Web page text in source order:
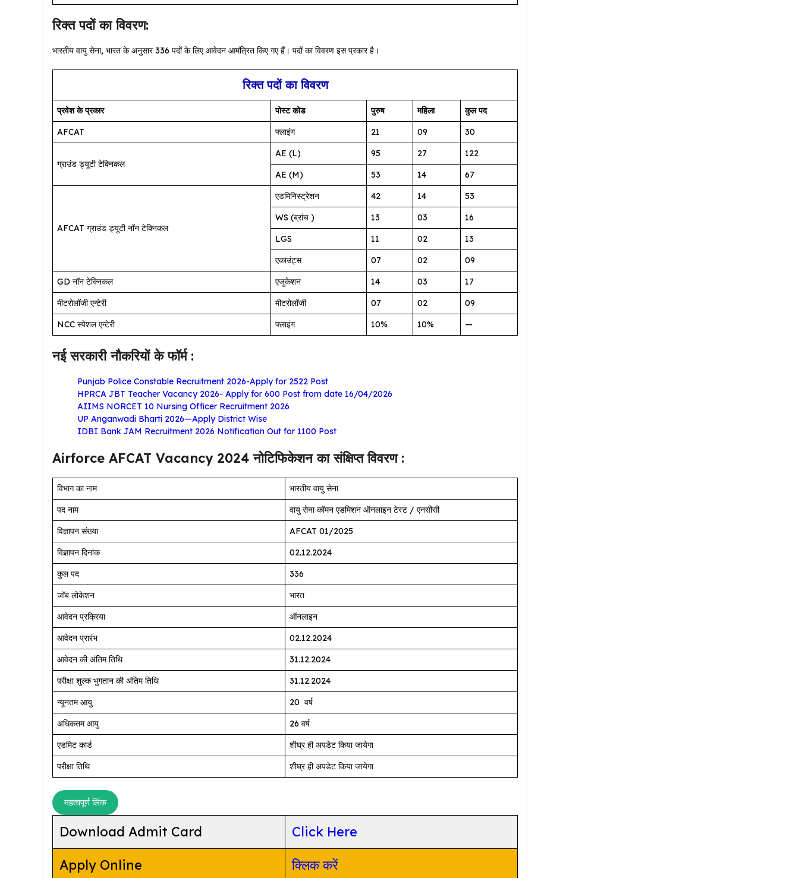
रिक्त पदों का विवरण:
भारतीय वायु सेना, भारत के अनुसार 336 पदों के लिए आवेदन आमंत्रित किए गए हैं। पदों का विवरण इस प्रकार है।
रिक्त पदों का विवरण
प्रवेश के प्रकार पोस्ट कोड पुरुष महिला
कुल पद
AFCAT
फ्लाइंग 21 09 30
ग्राउंड ड्यूटी टेक्निकल
AE (L) 95 27
122
AE (M)
53 14 67
AFCAT ग्राउंड ड्यूटी नॉन टेक्निकल
एडमिनिस्ट्रेशन 42 14
53
WS (ब्रांच )
13 03
16
LGS
11 02
13
एकाउंट्स
07 02
09
GD नॉन टेक्निकल
एजुकेशन 14 03
17
मीटरोलॉजी एन्टेरी
मीटरोलॉजी 07 02
09
NCC स्पेशल एन्टेरी
फ्लाइंग 10% 10% —
नई सरकारी नौकरियों के फॉर्म :
Punjab Police Constable Recruitment 2026-Apply for 2522 Post
HPRCA JBT Teacher Vacancy 2026- Apply for 600 Post from date 16/04/2026
AIIMS NORCET 10 Nursing Officer Recruitment 2026
UP Anganwadi Bharti 2026—Apply District Wise
IDBI Bank JAM Recruitment 2026 Notification Out for 1100 Post
Airforce AFCAT Vacancy 2024 नोटिफिकेशन का संक्षिप्त विवरण :
विभाग का नाम
भारतीय वायु सेना
पद नाम
वायु सेना कॉमन एडमिशन ऑनलाइन टेस्ट / एनसीसी
विज्ञापन संख्या
AFCAT 01/2025
विज्ञापन दिनांक
02.12.2024
कुल पद
336
जॉब लोकेशन
भारत
आवेदन प्रक्रिया
ऑनलाइन
आवेदन प्रारंभ
02.12.2024
आवेदन की अंतिम तिथि
31.12.2024
परीक्षा शुल्क भुगतान की अंतिम तिथि
31.12.2024
न्यूनतम आयु
20 वर्ष
अधिकतम आयु
26 वर्ष
एडमिट कार्ड
शीघ्र ही अपडेट किया जायेगा
परीक्षा तिथि
शीघ्र ही अपडेट किया जायेगा
महत्वपूर्ण लिंक
Download Admit Card
Click Here
Apply Online
क्लिक करें